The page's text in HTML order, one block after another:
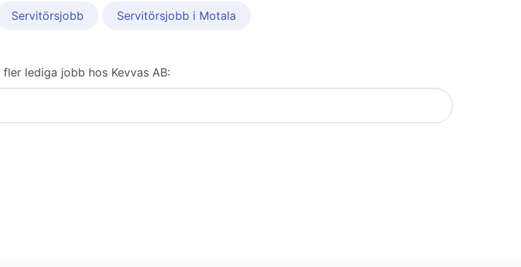
Servitörsjobb Servitörsjobb i Motala
lediga jobb hos Kevvas AB: